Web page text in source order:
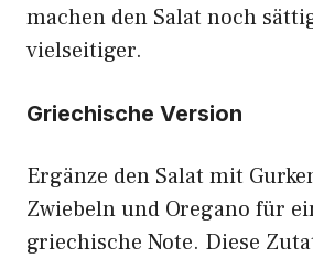
machen den Salat noch
vielseitiger.
Griechische Version
Ergänze den Salat mit
Zwiebeln und Oregano für
griechische Note. Diese